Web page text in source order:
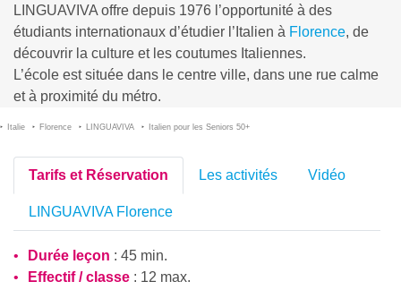
LINGUAVIVA offre depuis 1976 l’opportunité à des
étudiants internationaux d’étudier l’Italien à Florence, de
découvrir la culture et les coutumes Italiennes.
L’école est située dans le centre ville, dans une rue calme
et à proximité du métro.
Italie Florence LINGUAVIVA Italien pour les Seniors 50+
Tarifs et Réservation Les activités Vidéo
LINGUAVIVA Florence
Durée leçon : 45 min.
Effectif / classe : 12 max.